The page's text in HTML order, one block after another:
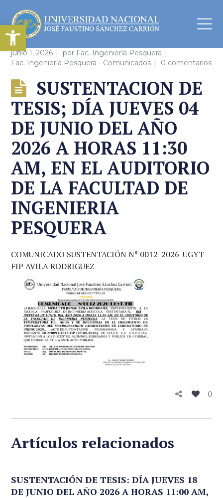
junio 1, 2026 por Fac. Ingeniería Pesquera
Fac. Ingeniería Pesquera - Comunicados
0 comentarios
SUSTENTACION DE
TESIS; DÍA JUEVES 04
DE JUNIO DEL AÑO
2026 A HORAS 11:30
AM, EN EL AUDITORIO
DE LA FACULTAD DE
INGENIERIA
PESQUERA
COMUNICADO SUSTENTACIÓN N° 0012-2026-UGYT-
FIP AVILA RODRIGUEZ
0
Artículos relacionados
SUSTENTACIÓN DE TESIS: DÍA JUEVES 18
DE JUNIO DEL AÑO 2026 A HORAS 11:00 AM,
Abrir barra de herramientas